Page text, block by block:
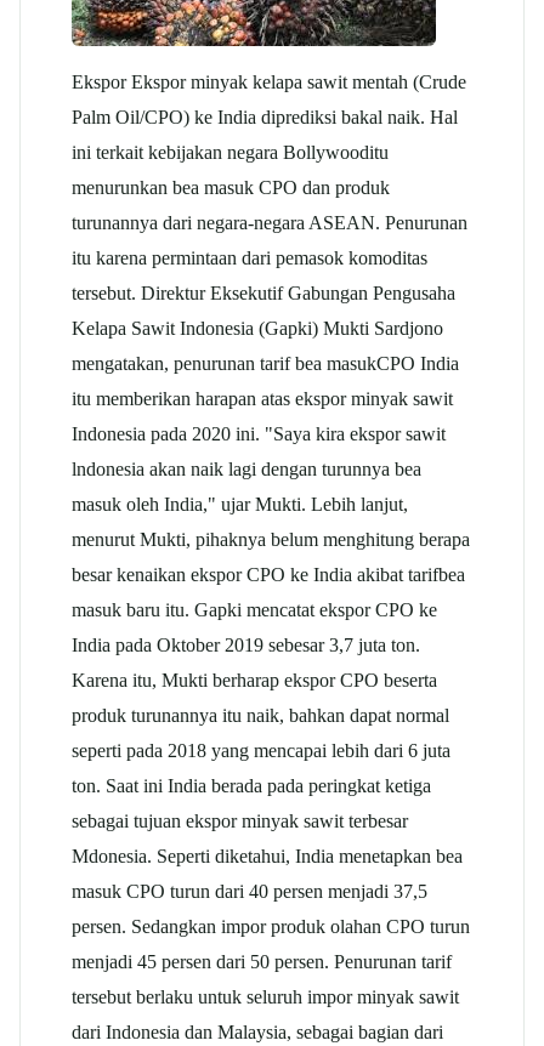
Ekspor Ekspor minyak kelapa sawit mentah (Crude
Palm Oil/CPO) ke India diprediksi bakal naik. Hal
ini terkait kebijakan negara Bollywooditu
menurunkan bea masuk CPO dan produk
turunannya dari negara-negara ASEAN. Penurunan
itu karena permintaan dari pemasok komoditas
tersebut. Direktur Eksekutif Gabungan Pengusaha
Kelapa Sawit Indonesia (Gapki) Mukti Sardjono
mengatakan, penurunan tarif bea masukCPO India
itu memberikan harapan atas ekspor minyak sawit
Indonesia pada 2020 ini. "Saya kira ekspor sawit
lndonesia akan naik lagi dengan turunnya bea
masuk oleh India," ujar Mukti. Lebih lanjut,
menurut Mukti, pihaknya belum menghitung berapa
besar kenaikan ekspor CPO ke India akibat tarifbea
masuk baru itu. Gapki mencatat ekspor CPO ke
India pada Oktober 2019 sebesar 3,7 juta ton.
Karena itu, Mukti berharap ekspor CPO beserta
produk turunannya itu naik, bahkan dapat normal
seperti pada 2018 yang mencapai lebih dari 6 juta
ton. Saat ini India berada pada peringkat ketiga
sebagai tujuan ekspor minyak sawit terbesar
Mdonesia. Seperti diketahui, India menetapkan bea
masuk CPO turun dari 40 persen menjadi 37,5
persen. Sedangkan impor produk olahan CPO turun
menjadi 45 persen dari 50 persen. Penurunan tarif
tersebut berlaku untuk seluruh impor minyak sawit
dari Indonesia dan Malaysia, sebagai bagian dari